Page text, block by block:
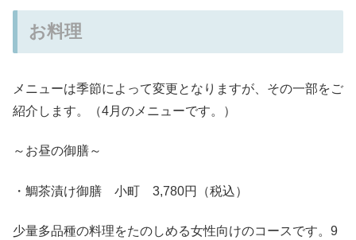
お料理
メニューは季節によって変更となりますが、その一部をご
紹介します。（4月のメニューです。）
～お昼の御膳～
・鯛茶漬け御膳 小町 3,780円（税込）
少量多品種の料理をたのしめる女性向けのコースです。9